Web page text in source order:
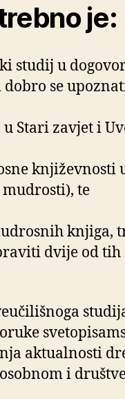
je:
studij u
se
Stari zavjet i
književnosti
te
knjiga,
dvije od tih
aktualnosti
i